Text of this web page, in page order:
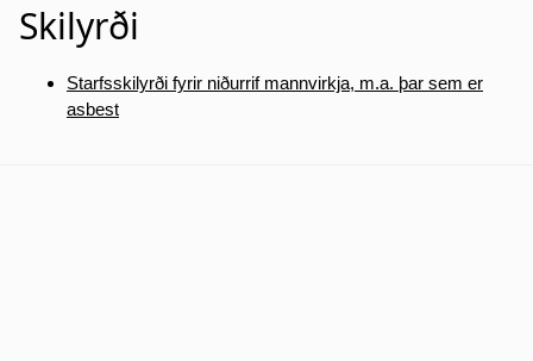
Skilyrði
Starfsskilyrði fyrir niðurrif mannvirkja, m.a. þar sem er
asbest